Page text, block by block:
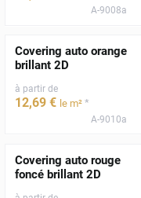
A-9008a
Covering auto orange
brillant 2D
à partir de
12,69 € le m² *
A-9010a
Covering auto rouge
foncé brillant 2D